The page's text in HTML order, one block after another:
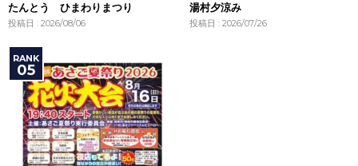
たんとう ひまわりまつり
投稿日 : 2026/08/06
湯村夕涼み
投稿日 : 2026/07/26